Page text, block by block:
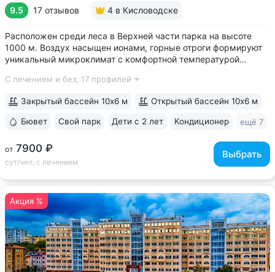
9.5 17 отзывов 4 в Кисловодске
Расположен среди леса в Верхней части парка на высоте
1000 м. Воздух насыщен ионами, горные отроги формируют
уникальный микроклимат с комфортной температурой
№ 2Б Кисловодского парка • Один из лучших вариантов для
С лечением и без, 17 профилей
от 7900 ₽
сут/чел, с лечением
Выбрать
Закрытый бассейн 10х6 м Открытый бассейн 10х6 м
Бювет Свой парк Дети с 2 лет Кондиционер ещё 7
Акция %